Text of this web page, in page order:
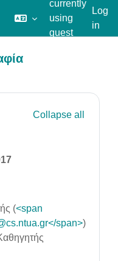
currently
using
guest
Log
in
Collapse all
(<span
span>)